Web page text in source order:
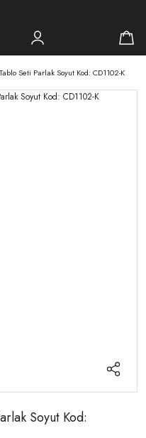
Seti Parlak Soyut Kod: CD1102-K
Soyut Kod: